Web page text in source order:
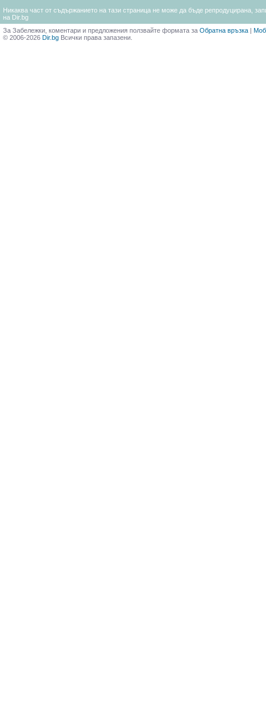
Никаква част от съдържанието на тази страница не може да бъде репродуцирана,
на Dir.bg
За Забележки, коментари и предложения ползвайте формата за Обратна връзка |
© 2006-2026 Dir.bg Всички права запазени.